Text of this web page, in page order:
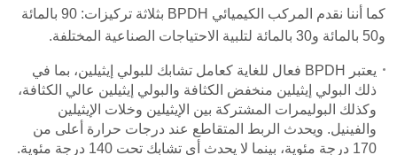
كما أننا نقدم المركب الكيميائي BPDH بثلاثة تركيزات: 90 بالمائة
و50 بالمائة و30 بالمائة لتلبية الاحتياجات الصناعية المختلفة.
يعتبر BPDH فعال للغاية كعامل تشابك للبولي إيثيلين، بما في
ذلك البولي إيثيلين منخفض الكثافة والبولي إيثيلين عالي الكثافة،
وكذلك البوليمرات المشتركة بين الإيثيلين وخلات الإيثيلين
والفينيل. ويحدث الربط المتقاطع عند درجات حرارة أعلى من
170 درجة مئوية، بينما لا يحدث أي تشابك تحت 140 درجة مئوية.